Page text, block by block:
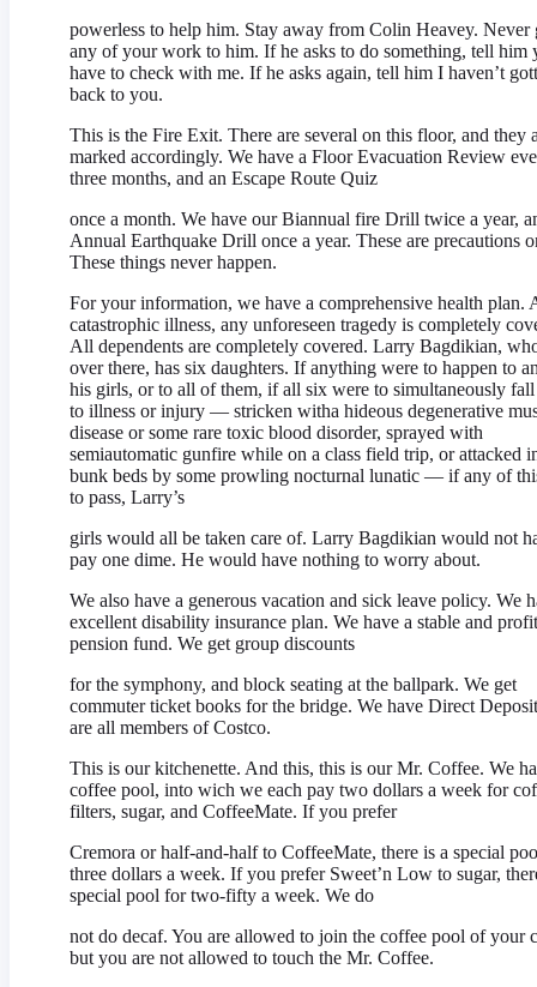
powerless to help him. Stay away from Colin Heavey. Never
any of your work to him. If he asks to do something, tell him
have to check with me. If he asks again, tell him I haven’t
back to you.
This is the Fire Exit. There are several on this floor, and they
marked accordingly. We have a Floor Evacuation Review
three months, and an Escape Route Quiz
once a month. We have our Biannual fire Drill twice a year,
Annual Earthquake Drill once a year. These are precautions
These things never happen.
For your information, we have a comprehensive health plan.
catastrophic illness, any unforeseen tragedy is completely
All dependents are completely covered. Larry Bagdikian,
over there, has six daughters. If anything were to happen to
his girls, or to all of them, if all six were to simultaneously
to illness or injury — stricken witha hideous degenerative
disease or some rare toxic blood disorder, sprayed with
semiautomatic gunfire while on a class field trip, or attacked
bunk beds by some prowling nocturnal lunatic — if any of
to pass, Larry’s
girls would all be taken care of. Larry Bagdikian would not
pay one dime. He would have nothing to worry about.
We also have a generous vacation and sick leave policy. We
excellent disability insurance plan. We have a stable and
pension fund. We get group discounts
for the symphony, and block seating at the ballpark. We get
commuter ticket books for the bridge. We have Direct
are all members of Costco.
This is our kitchenette. And this, this is our Mr. Coffee. We
coffee pool, into wich we each pay two dollars a week for
filters, sugar, and CoffeeMate. If you prefer
Cremora or half-and-half to CoffeeMate, there is a special
three dollars a week. If you prefer Sweet’n Low to sugar,
special pool for two-fifty a week. We do
not do decaf. You are allowed to join the coffee pool of your
but you are not allowed to touch the Mr. Coffee.